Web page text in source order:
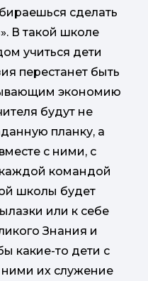
сделать
В такой школе
учиться дети
перестанет быть
экономию
будут не
планку, а
с ними, с
командой
школы будет
или к себе
Знания и
какие-то дети с
ними их служение